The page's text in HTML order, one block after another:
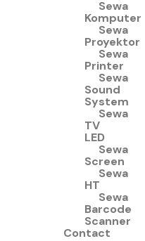
Sewa
Komputer
Sewa
Proyektor
Sewa
Printer
Sewa
Sound
System
Sewa
TV
LED
Sewa
Screen
Sewa
HT
Sewa
Barcode
Scanner
Contact